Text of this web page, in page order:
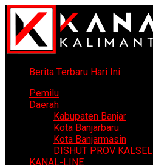
Berita Terbaru Hari Ini
Pemilu
Daerah
Kabupaten Banjar
Kota Banjarbaru
Kota Banjarmasin
DISHUT PROV KALSEL
KANAL-LINE